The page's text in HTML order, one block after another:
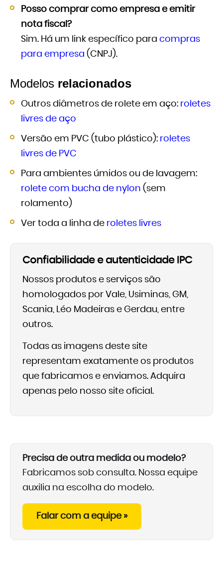
Posso comprar como empresa e emitir
nota fiscal?
Sim. Há um link específico para compras
para empresa (CNPJ).
Modelos relacionados
Outros diâmetros de rolete em aço: roletes
livres de aço
Versão em PVC (tubo plástico): roletes
livres de PVC
Para ambientes úmidos ou de lavagem:
rolete com bucha de nylon (sem
rolamento)
Ver toda a linha de roletes livres
Confiabilidade e autenticidade IPC
Nossos produtos e serviços são
homologados por Vale, Usiminas, GM,
Scania, Léo Madeiras e Gerdau, entre
outros.
Todas as imagens deste site
representam exatamente os produtos
que fabricamos e enviamos. Adquira
apenas pelo nosso site oficial.
Precisa de outra medida ou modelo?
Fabricamos sob consulta. Nossa equipe
auxilia na escolha do modelo.
Falar com a equipe »